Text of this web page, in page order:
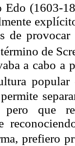
Edo (1603-
de
de
a cabo a
pero que
prefiero